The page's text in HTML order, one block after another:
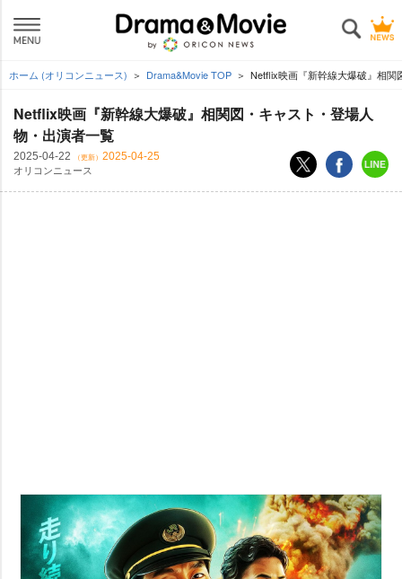
ホーム (オリコンニュース) Drama&Movie TOP Netflix映画『新幹線大爆破』相
Netflix映画『新幹線大爆破』相関図・キャスト・登場人
物・出演者一覧
2025-04-22 （更新） 2025-04-25
オリコンニュース